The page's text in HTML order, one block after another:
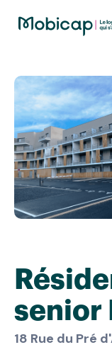
senior
18 Rue du Pré